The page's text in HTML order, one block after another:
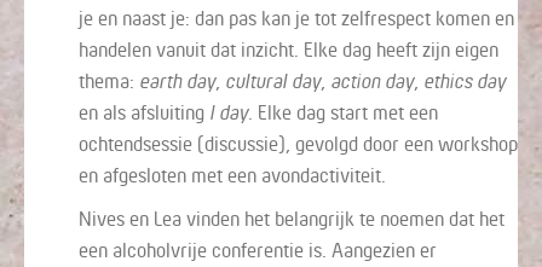
je en naast je: dan pas kan je tot zelfrespect komen en
handelen vanuit dat inzicht. Elke dag heeft zijn eigen
thema: earth day, cultural day, action day, ethics day
en als afsluiting I day. Elke dag start met een
ochtendsessie (discussie), gevolgd door een workshop
en afgesloten met een avondactiviteit.
Nives en Lea vinden het belangrijk te noemen dat het
een alcoholvrije conferentie is. Aangezien er